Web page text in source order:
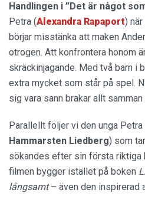
Handlingen i ”Det är något
Petra (Alexandra Rapaport)
börjar misstänka att maken
otrogen. Att konfrontera honom
skräckinjagande. Med två barn i
extra mycket som står på spel.
sig vara sann brakar allt samman
Parallellt följer vi den unga
Hammarsten Liedberg) som
sökandes efter sin första riktiga
filmen bygger istället på boken
långsamt– även den inspirerad